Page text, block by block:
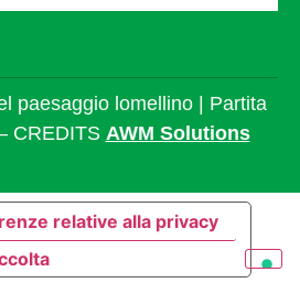
paesaggio lomellino | Partita
CREDITS AWM Solutions
relative alla privacy